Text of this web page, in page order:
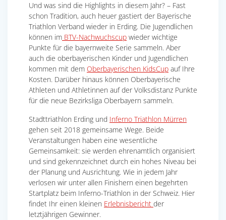
Und was sind die Highlights in diesem Jahr? – Fast
schon Tradition, auch heuer gastiert der Bayerische
Triathlon Verband wieder in Erding. Die Jugendlichen
können im BTV-Nachwuchscup wieder wichtige
Punkte für die bayernweite Serie sammeln. Aber
auch die oberbayerischen Kinder und Jugendlichen
kommen mit dem Oberbayerischen KidsCup auf Ihre
Kosten. Darüber hinaus können Oberbayerische
Athleten und Athletinnen auf der Volksdistanz Punkte
für die neue Bezirksliga Oberbayern sammeln.
Stadttriathlon Erding und Inferno Triathlon Mürren
gehen seit 2018 gemeinsame Wege. Beide
Veranstaltungen haben eine wesentliche
Gemeinsamkeit: sie werden ehrenamtlich organisiert
und sind gekennzeichnet durch ein hohes Niveau bei
der Planung und Ausrichtung. Wie in jedem Jahr
verlosen wir unter allen Finishern einen begehrten
Startplatz beim Inferno-Triathlon in der Schweiz. Hier
findet Ihr einen kleinen Erlebnisbericht der
letztjährigen Gewinner.